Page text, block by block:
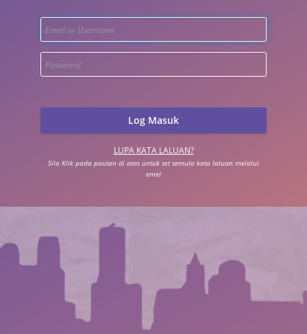
LUPA KATA LALUAN?
Sila Klik pada pautan di atas untuk set semula kata laluan melalui
emel